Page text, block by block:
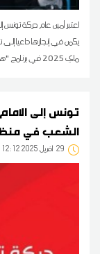
ماي 2025 في برنامج "هنا تونس" على ديوان أف أم
تونس إلى
الشعب في منظومة 25
29 12:12 2025 أفريل